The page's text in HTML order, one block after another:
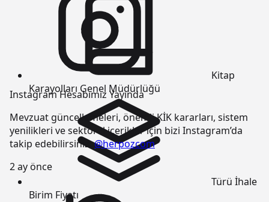
Instagram Hesabımız Yayında
Mevzuat güncellemeleri, önemli KİK kararları, sistem
yenilikleri ve sektörel içerikler için bizi Instagram’da
takip edebilirsiniz:@herpozcom
2 ay önce
Kitap
Karayolları Genel Müdürlüğü
Türü İhale
Birim Fiyatı